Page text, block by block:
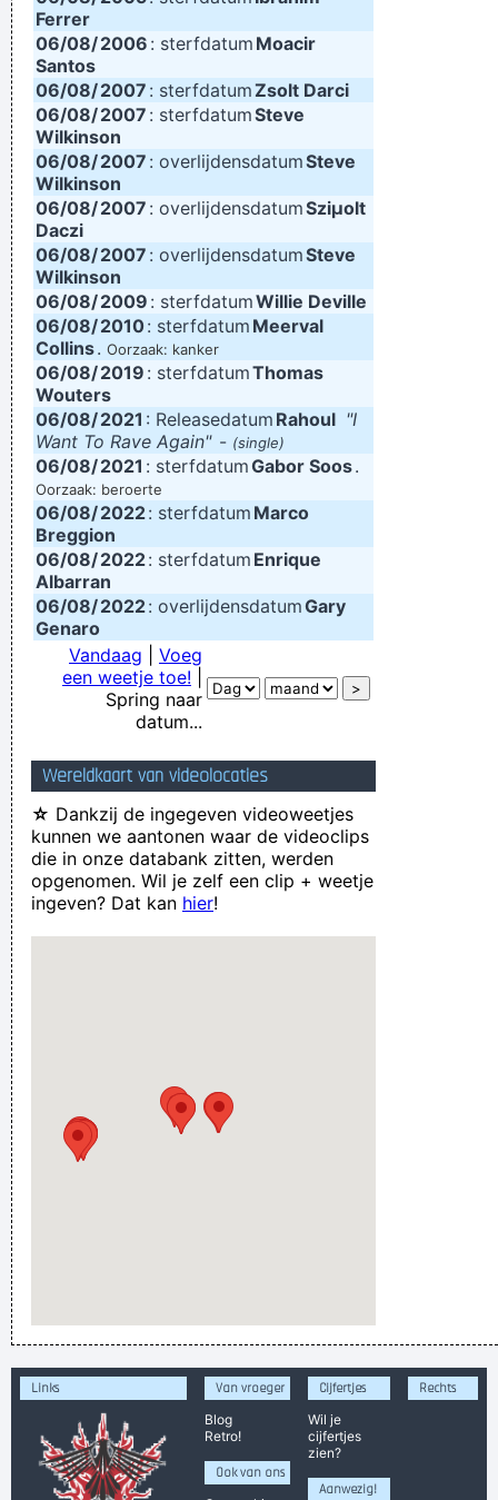
Ferrer
06/08/2006 : sterfdatum Moacir
Santos
06/08/2007 : sterfdatumZsolt Darci
06/08/2007 : sterfdatumSteve
Wilkinson
06/08/2007 : overlijdensdatumSteve
Wilkinson
06/08/2007 : overlijdensdatumSziµolt
Daczi
06/08/2007 : overlijdensdatumSteve
Wilkinson
06/08/2009 : sterfdatumWillie Deville
06/08/2010: sterfdatum Meerval
Collins. Oorzaak: kanker
06/08/2019 : sterfdatumThomas
Wouters
06/08/2021 : Releasedatum Rahoul "I
Want To Rave Again" - (single)
06/08/2021 : sterfdatumGabor Soos.
Oorzaak: beroerte
06/08/2022: sterfdatum Marco
Breggion
06/08/2022: sterfdatum Enrique
Albarran
06/08/2022: overlijdensdatumGary
Genaro
Vandaag
Voeg
een weetje toe!
Spring naar
datum...
Wereldkaart van videolocaties
☆ Dankzij de ingegeven videoweetjes
kunnen we aantonen waar de videoclips
die in onze databank zitten, werden
opgenomen. Wil je zelf een clip + weetje
ingeven? Dat kan hier!
Links
Van vroeger
Blog
Retro!
Ook van ons
Cijfertjes
Wil je
cijfertjes
zien?
Aanwezig!
Rechts